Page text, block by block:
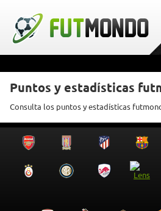
Puntos y estadísticas
Consulta los puntos y estadísticas